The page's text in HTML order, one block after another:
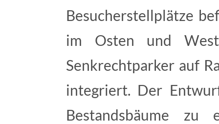
Besucherstellplätze
im Osten und
Senkrechtparker auf
integriert. Der
Bestandsbäume